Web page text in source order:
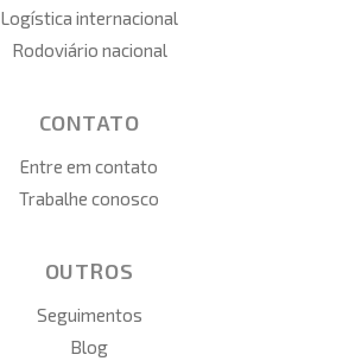
Logística internacional
Rodoviário nacional
CONTATO
Entre em contato
Trabalhe conosco
OUTROS
Seguimentos
Blog